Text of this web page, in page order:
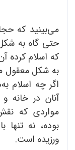
می‌بینید که
حتی گاه به
که اسلام کرده
به شکل معقول
اگر چه اسلام
آنان در خانه و
مواردی که
بوده، نه تنها
ورزیده است.